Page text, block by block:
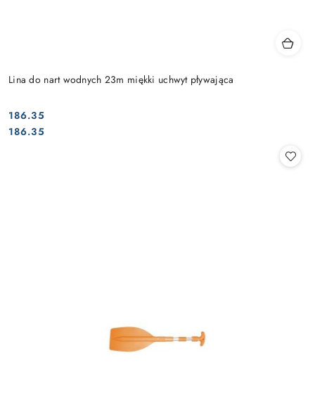
Lina do nart wodnych 23m miękki uchwyt pływająca
Cena:
186.35
Cena:
186.35